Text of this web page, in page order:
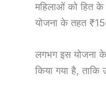
महिलाओं को हित के
योजना के तहत
लगभग इस योजना
किया गया है,